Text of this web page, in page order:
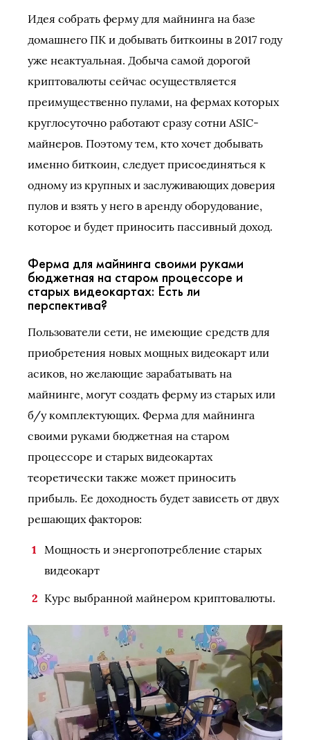
Идея собрать ферму для майнинга на базе
домашнего ПК и добывать биткоины в 2017 году
уже неактуальная. Добыча самой дорогой
криптовалюты сейчас осуществляется
преимущественно пулами, на фермах которых
круглосуточно работают сразу сотни ASIC-
майнеров. Поэтому тем, кто хочет добывать
именно биткоин, следует присоединяться к
одному из крупных и заслуживающих доверия
пулов и взять у него в аренду оборудование,
которое и будет приносить пассивный доход.
Ферма для майнинга своими руками
бюджетная на старом процессоре и
старых видеокартах: Есть ли
перспектива?
Пользователи сети, не имеющие средств для
приобретения новых мощных видеокарт или
асиков, но желающие зарабатывать на
майнинге, могут создать ферму из старых или
б/у комплектующих. Ферма для майнинга
своими руками бюджетная на старом
процессоре и старых видеокартах
теоретически также может приносить
прибыль. Ее доходность будет зависеть от двух
решающих факторов:
Мощность и энергопотребление старых
видеокарт
Курс выбранной майнером криптовалюты.